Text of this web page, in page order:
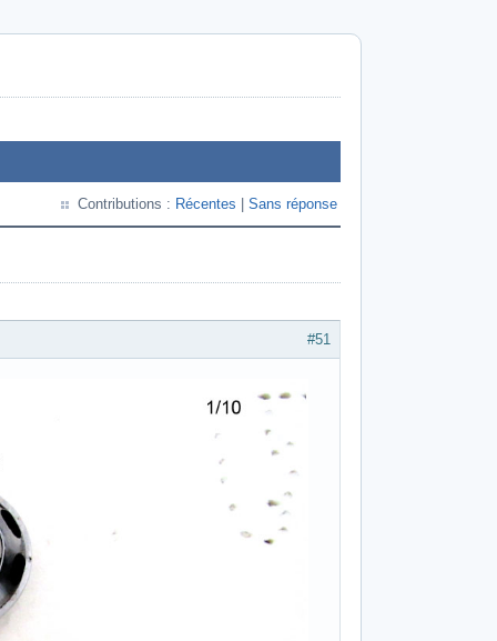
Contributions : Récentes Sans réponse
#51